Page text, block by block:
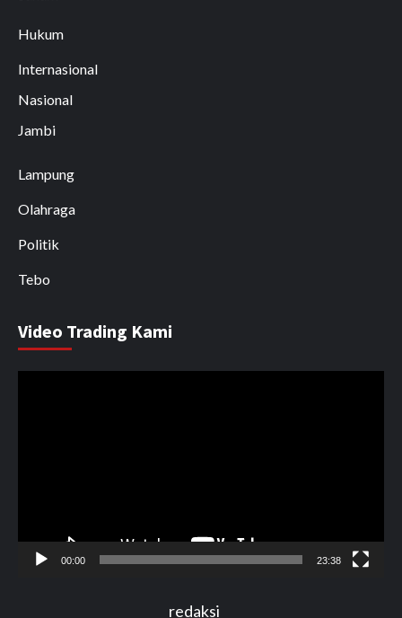
Hukum
Internasional
Nasional
Jambi
Lampung
Olahraga
Politik
Tebo
Video Trading Kami
00:00 23:38
redaksi